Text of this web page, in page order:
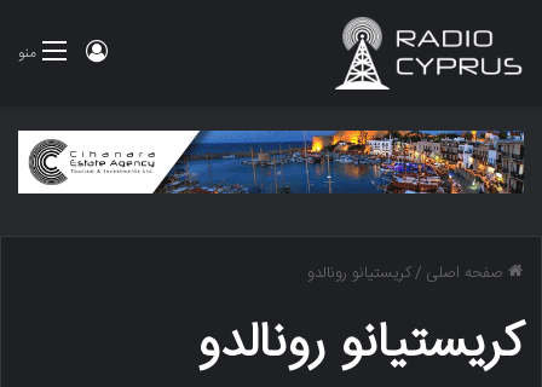
منو ورود
صفحه اصلی /کریستیانو رونالدو
کریستیانو رونالدو